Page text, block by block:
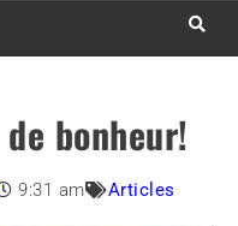
bonheur!
9:31 am Articles